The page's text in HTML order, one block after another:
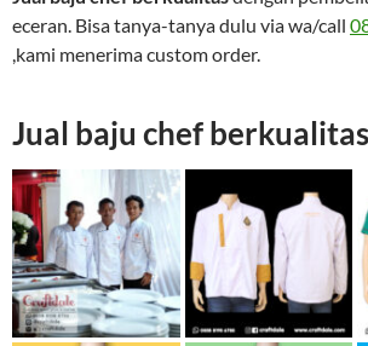
eceran. Bisa tanya-tanya dulu via wa/call
,kami menerima custom order.
Jual baju chef berkualitas